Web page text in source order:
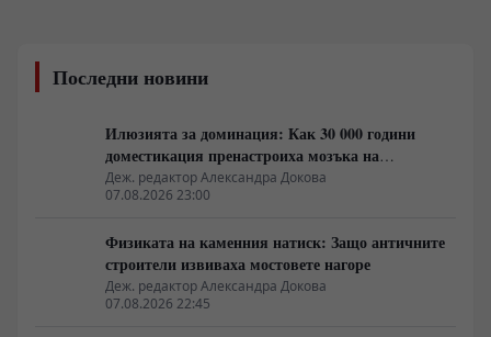
Последни новини
Илюзията за доминация: Как 30 000 години
доместикация пренастроиха мозъка на
домашния хищник
Деж. редактор Александра Докова
07.08.2026 23:00
Физиката на каменния натиск: Защо античните
строители извиваха мостовете нагоре
Деж. редактор Александра Докова
07.08.2026 22:45